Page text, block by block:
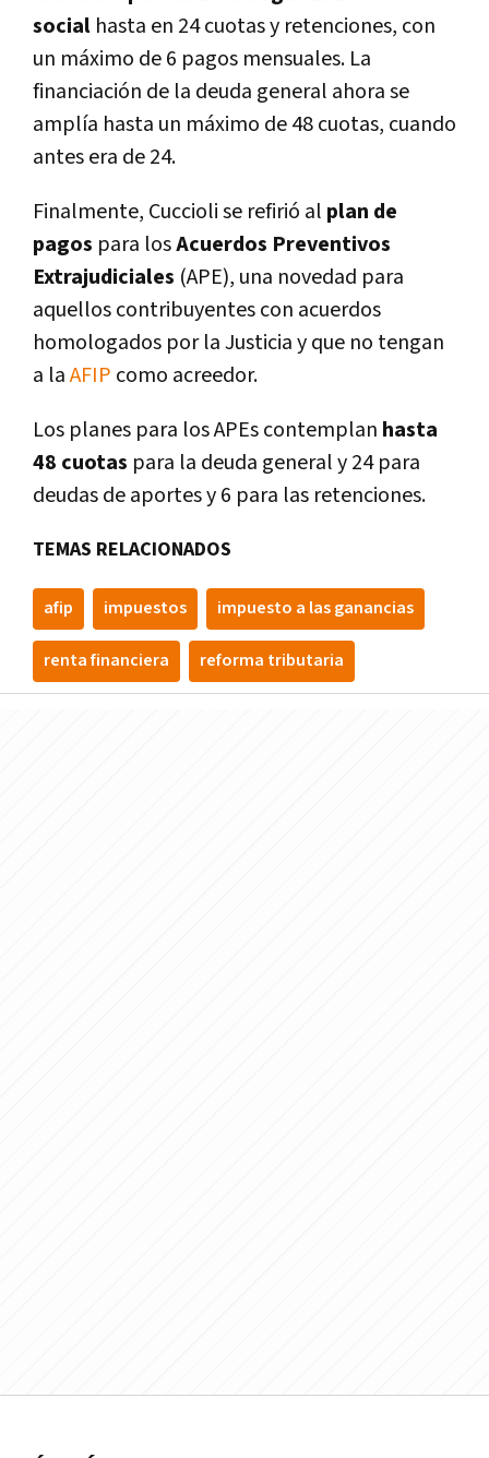
social hasta en 24 cuotas y retenciones, con
un máximo de 6 pagos mensuales. La
financiación de la deuda general ahora se
amplí­a hasta un máximo de 48 cuotas, cuando
antes era de 24.
Finalmente, Cuccioli se refirió al plan de
pagos para losAcuerdos Preventivos
Extrajudiciales (APE), una novedad para
aquellos contribuyentes con acuerdos
homologados por la Justicia y que no tengan
a laAFIP como acreedor.
Los planes para los APEs contemplan hasta
48 cuotas para la deuda general y 24 para
deudas de aportes y 6 para las retenciones.
TEMAS RELACIONADOS
afip impuestos impuesto a las ganancias
renta financiera reforma tributaria